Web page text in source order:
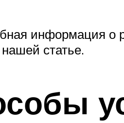
информация о
статье.